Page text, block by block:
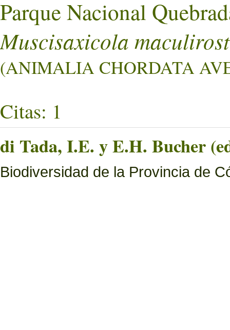
Parque Nacional
Muscisaxicola
(ANIMALIA CHORDATA
Citas: 1
di Tada, I.E. y E.H. Bucher
Biodiversidad de la Provincia de